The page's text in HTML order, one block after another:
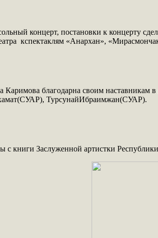
концерт, постановки к концерту
кспектаклям «Анархан»,
Каримова благодарна своим наставникам
ТурсунайИбраимжан(СУАР).
книги Заслуженной артистки